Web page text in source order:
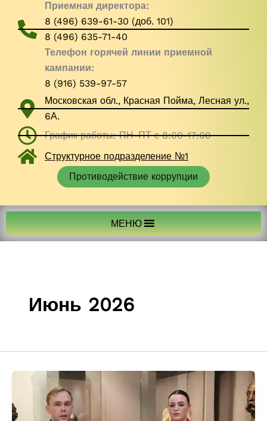
Приемная директора:
8 (496) 639-61-30 (доб. 101)
8 (496) 635-71-40
Телефон горячей линии приемной
кампании:
8 (916) 539-97-57
Московская обл., Красная Пойма, Лесная ул.,
6А.
График работы: ПН-ПТ с 8:00-17:00
Структурное подразделение №1
Противодействие коррупции
МЕНЮ
Июнь 2026